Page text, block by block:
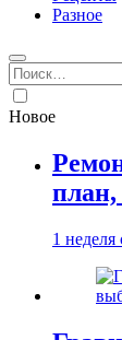
Разное
Найти:
Новое
1 неделя